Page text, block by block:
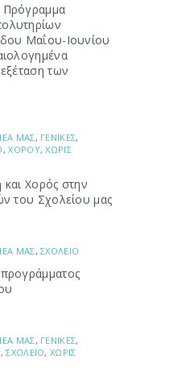
Πρόγραμμα
Μαΐου-Ιουνίου
των
ΜΑΣ, ΓΕΝΙΚΕΣ,
,ΧΟΡΟΥ,ΧΩΡΙΣ
Χορός στην
του Σχολείου μας
ΜΑΣ,ΣΧΟΛΕΙΟ
ΜΑΣ, ΓΕΝΙΚΕΣ,
,ΣΧΟΛΕΙΟ,ΧΩΡΙΣ